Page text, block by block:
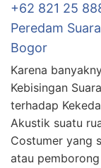
+62 821 25
Peredam
Bogor
Karena
Kebisingan
terhadap
Akustik suatu
Costumer yang
atau